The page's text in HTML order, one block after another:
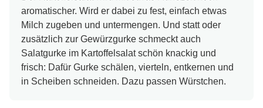
aromatischer. Wird er dabei zu fest, einfach etwas
Milch zugeben und untermengen. Und statt oder
zusätzlich zur Gewürzgurke schmeckt auch
Salatgurke im Kartoffelsalat schön knackig und
frisch: Dafür Gurke schälen, vierteln, entkernen und
in Scheiben schneiden. Dazu passen Würstchen.